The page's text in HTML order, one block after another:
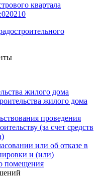
квартала
жилого дома
жилого дома
проведения
(за счет средств
или об отказе в
и (или)
помещения